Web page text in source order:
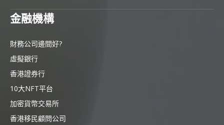
金融機構
財務公司邊間好?
虛擬銀行
香港證券行
10大NFT平台
加密貨幣交易所
香港移民顧問公司